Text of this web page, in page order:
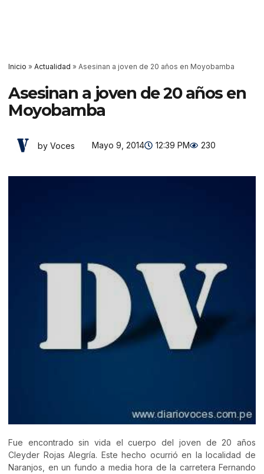
Inicio » Actualidad » Asesinan a joven de 20 años en Moyobamba
Asesinan a joven de 20 años en
Moyobamba
by Voces Mayo 9, 2014 12:39 PM 230
Fue encontrado sin vida el cuerpo del joven de 20 años
Cleyder Rojas Alegría. Este hecho ocurrió en la localidad de
Naranjos, en un fundo a media hora de la carretera Fernando